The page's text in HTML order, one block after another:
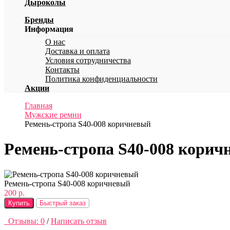
Дыроколы
Бренды
Информация
О нас
Доставка и оплата
Условия сотрудничества
Контакты
Политика конфиденциальности
Акции
Главная
Мужские ремни
Ремень-стропа S40-008 коричневый
Ремень-стропа S40-008
Ремень-стропа S40-008 коричневый
200 р.
Купить Быстрый заказ
Отзывы: 0 / Написать отзыв